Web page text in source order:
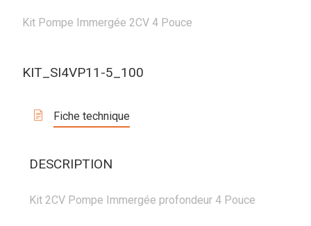
Kit Pompe Immergée 2CV 4 Pouce
KIT_SI4VP11-5_100
Fiche technique
DESCRIPTION
Kit 2CV Pompe Immergée profondeur 4 Pouce